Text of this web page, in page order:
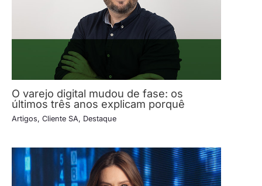
O varejo digital mudou de fase: os
últimos três anos explicam porquê
Artigos, Cliente SA, Destaque